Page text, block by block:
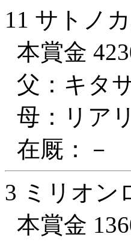
11 サトノ
本賞金
父：キタ
母：リア
在厩：－
3 ミリオン
本賞金